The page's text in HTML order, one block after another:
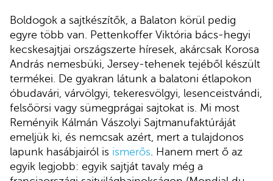
Boldogok a sajtkészítők, a Balaton körül pedig
egyre több van. Pettenkoffer Viktória bács-hegyi
kecskesajtjai országszerte híresek, akárcsak Korosa
András nemesbüki, Jersey-tehenek tejéből készült
termékei. De gyakran látunk a balatoni étlapokon
óbudavári, várvölgyi, tekeresvölgyi, lesenceistvándi,
felsőörsi vagy sümegprágai sajtokat is. Mi most
Reményik Kálmán Vászolyi Sajtmanufaktúráját
emeljük ki, és nemcsak azért, mert a tulajdonos
lapunk hasábjairól is ismerős . Hanem mert ő az
egyik legjobb: egyik sajtját tavaly még a